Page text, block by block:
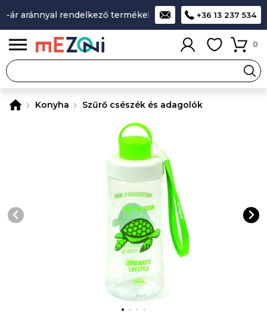
aránnyal rendelkező termékek A legjobb design-
+36 13 237 534
0
Konyha Szűrő csészék és adagolók